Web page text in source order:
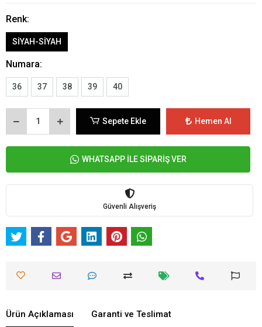
Renk:
SİYAH-SİYAH
Numara:
36 37 38 39 40
Sepete Ekle Hemen Al
WHATSAPP İLE SİPARİŞ VER
Güvenli Alışveriş
Ürün Açıklaması Garanti ve Teslimat